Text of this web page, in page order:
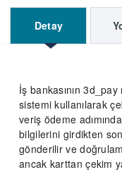
Detay
İş bankasının
sistemi kullanılarak
veriş ödeme
bilgilerini girdikten
gönderilir ve
ancak karttan çekim